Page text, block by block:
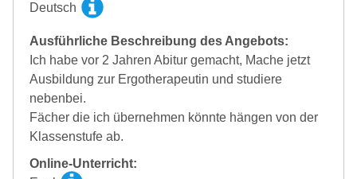
Deutsch
Ausführliche Beschreibung des Angebots:
Ich habe vor 2 Jahren Abitur gemacht, Mache jetzt
Ausbildung zur Ergotherapeutin und studiere
nebenbei.
Fächer die ich übernehmen könnte hängen von der
Klassenstufe ab.
Online-Unterricht: